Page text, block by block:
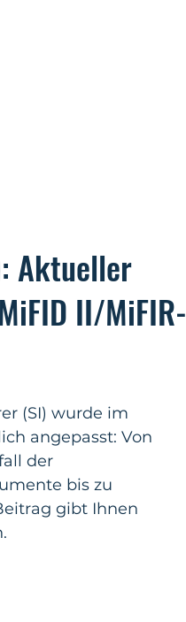
Aktueller
II/MiFIR-
(SI) wurde im
angepasst: Von
der
bis zu
gibt Ihnen